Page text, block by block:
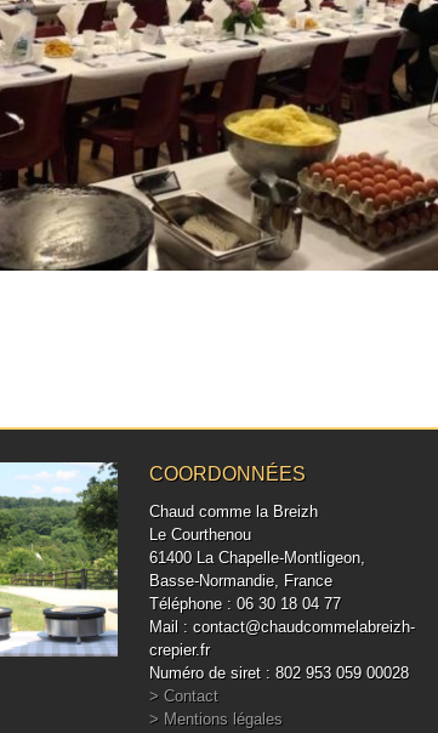
COORDONNÉES
Chaud comme la Breizh
Le Courthenou
61400 La Chapelle-Montligeon,
Basse-Normandie, France
Téléphone : 06 30 18 04 77
Mail : contact@chaudcommelabreizh-
crepier.fr
Numéro de siret : 802 953 059 00028
> Contact
> Mentions légales